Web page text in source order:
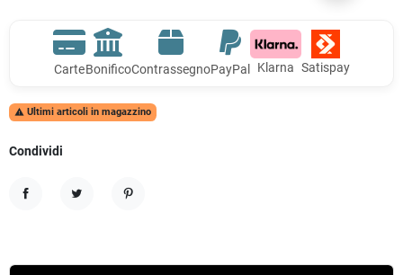
CarteBonificoContrassegnoPayPal Klarna Satispay
 Ultimi articoli in magazzino
Condividi